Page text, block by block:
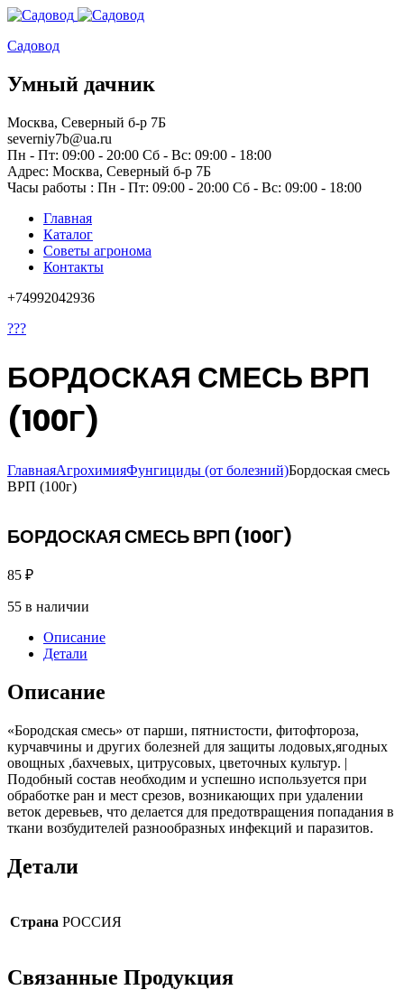
Садовод
Умный дачник
Москва, Северный б-р 7Б
severniy7b@ua.ru
Пн - Пт: 09:00 - 20:00 Сб - Вс: 09:00 - 18:00
Адрес: Москва, Северный б-р 7Б
Часы работы : Пн - Пт: 09:00 - 20:00 Сб - Вс: 09:00 - 18:00
Главная
Каталог
Советы агронома
Контакты
+74992042936
???
БОРДОСКАЯ СМЕСЬ ВРП
(100Г)
ГлавнаяАгрохимияФунгициды (от болезний)Бордоская смесь
ВРП (100г)
БОРДОСКАЯ СМЕСЬ ВРП (100Г)
85 ₽
55 в наличии
Описание
Детали
Описание
«Бородская смесь» от парши, пятнистости, фитофтороза,
курчавчины и других болезней для защиты лодовых,ягодных
овощных ,бахчевых, цитрусовых, цветочных культур. |
Подобный состав необходим и успешно используется при
обработке ран и мест срезов, возникающих при удалении
веток деревьев, что делается для предотвращения попадания в
ткани возбудителей разнообразных инфекций и паразитов.
Детали
Страна РОССИЯ
Связанные Продукция